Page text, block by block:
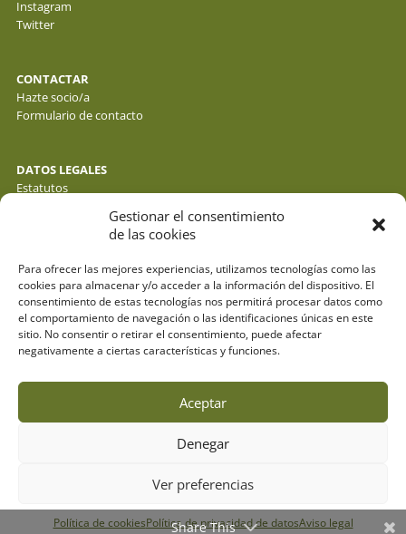
Gestionar el consentimiento
de las cookies
Para ofrecer las mejores experiencias, utilizamos tecnologías como las
cookies para almacenar y/o acceder a la información del dispositivo. El
consentimiento de estas tecnologías nos permitirá procesar datos como
el comportamiento de navegación o las identificaciones únicas en este
sitio. No consentir o retirar el consentimiento, puede afectar
negativamente a ciertas características y funciones.
Aceptar
Denegar
Ver preferencias
Política de cookiesPolítica de privacidad de datosAviso legal
Instagram
Twitter
CONTACTAR
Hazte socio/a
Formulario de contacto
DATOS LEGALES
Estatutos
Política de cookies
© fotos : f. y j. gálvez - o. molina y sus autores . webdesign:
Designed byElegant Themes| Powered byDiseño Web a medida|
Childtheme created byCreativolandia
Share This